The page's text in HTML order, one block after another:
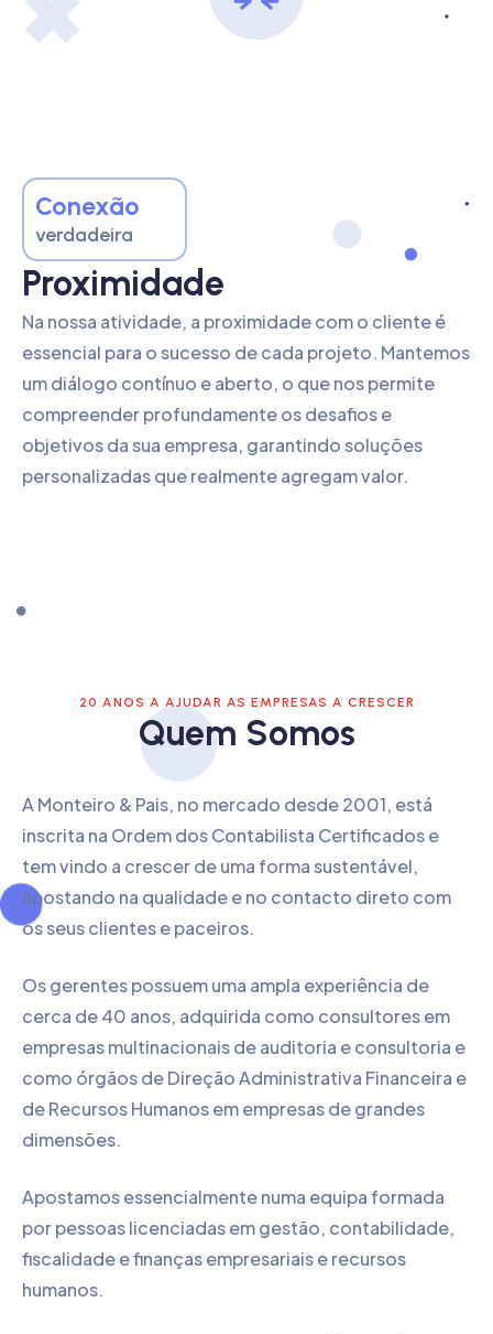
Conexão
verdadeira
Proximidade
Na nossa atividade, a proximidade com o cliente é
essencial para o sucesso de cada projeto. Mantemos
um diálogo contínuo e aberto, o que nos permite
compreender profundamente os desafios e
objetivos da sua empresa, garantindo soluções
personalizadas que realmente agregam valor.
20 ANOS A AJUDAR AS EMPRESAS A CRESCER
Quem Somos
A Monteiro & Pais, no mercado desde 2001, está
inscrita na Ordem dos Contabilista Certificados e
tem vindo a crescer de uma forma sustentável,
apostando na qualidade e no contacto direto com
os seus clientes e paceiros.
Os gerentes possuem uma ampla experiência de
cerca de 40 anos, adquirida como consultores em
empresas multinacionais de auditoria e consultoria e
como órgãos de Direção Administrativa Financeira e
de Recursos Humanos em empresas de grandes
dimensões.
Apostamos essencialmente numa equipa formada
por pessoas licenciadas em gestão, contabilidade,
fiscalidade e finanças empresariais e recursos
humanos.